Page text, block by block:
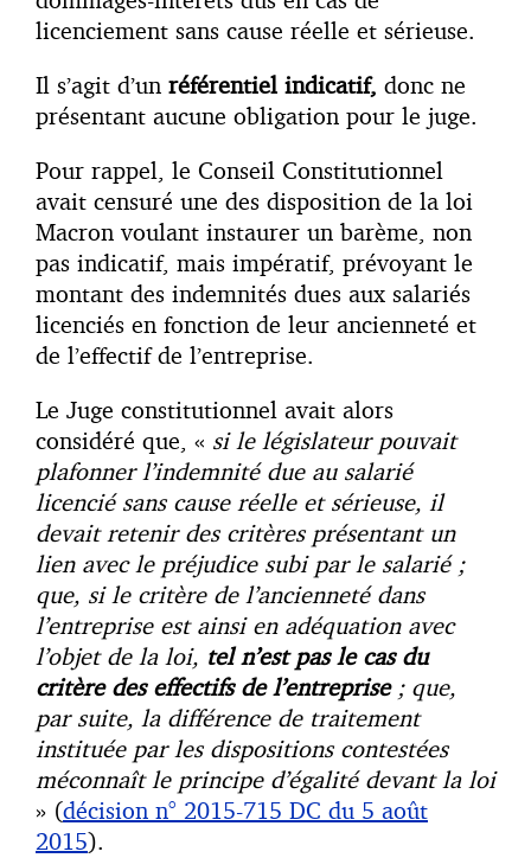
licenciement sans cause réelle et sérieuse.
Il s’agit d’un référentiel indicatif, donc ne
présentant aucune obligation pour le juge.
Pour rappel, le Conseil Constitutionnel
avait censuré une des disposition de la loi
Macron voulant instaurer un barème, non
pas indicatif, mais impératif, prévoyant le
montant des indemnités dues aux salariés
licenciés en fonction de leur ancienneté et
de l’effectif de l’entreprise.
Le Juge constitutionnel avait alors
considéré que, « si le législateur pouvait
plafonner l’indemnité due au salarié
licencié sans cause réelle et sérieuse, il
devait retenir des critères présentant un
lien avec le préjudice subi par le salarié ;
que, si le critère de l’ancienneté dans
l’entreprise est ainsi en adéquation avec
l’objet de la loi, tel n’est pas le cas du
critère des effectifs de l’entreprise; que,
par suite, la différence de traitement
instituée par les dispositions contestées
méconnaît le principe d’égalité devant la loi
» (décision n° 2015-715 DC du 5 août
2015).